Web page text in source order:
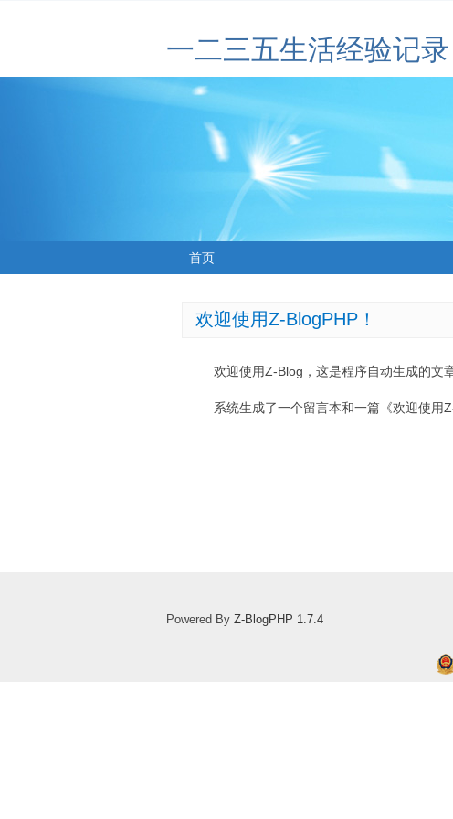
一二三五生活经验记录
首页
欢迎使用Z-BlogPHP！
欢迎使用Z-Blog，这是程序自动生成的文
系统生成了一个留言本和一篇《欢迎使用
Powered By Z-BlogPHP 1.7.4